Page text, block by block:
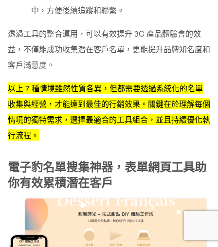
中，方便後續追蹤和聯繫。
透過工具的整合運用，可以有效提升 3C 產品體驗會的效
益，不僅能成功收集潛在客戶名單，更能提升品牌知名度和
客戶滿意度。
以上 7 種情境雖然性質各異，但都需要透過系統化的名單
收集與經營，才能達到最佳的行銷效果。關鍵在於理解每個
情境的獨特需求，選擇最適合的工具組合，並且持續優化執
行流程。
電子豹名單搜集神器，表單網頁工具助
你有效累積潛在客戶